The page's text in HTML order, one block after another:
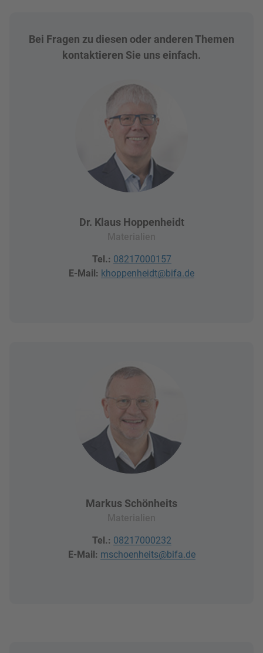
Bei Fragen zu diesen oder anderen Themen
kontaktieren Sie uns einfach.
Dr. Klaus Hoppenheidt
Tel.: 08217000157
E-Mail: khoppenheidt@bifa.de
Markus Schönheits
Tel.: 08217000232
E-Mail: mschoenheits@bifa.de